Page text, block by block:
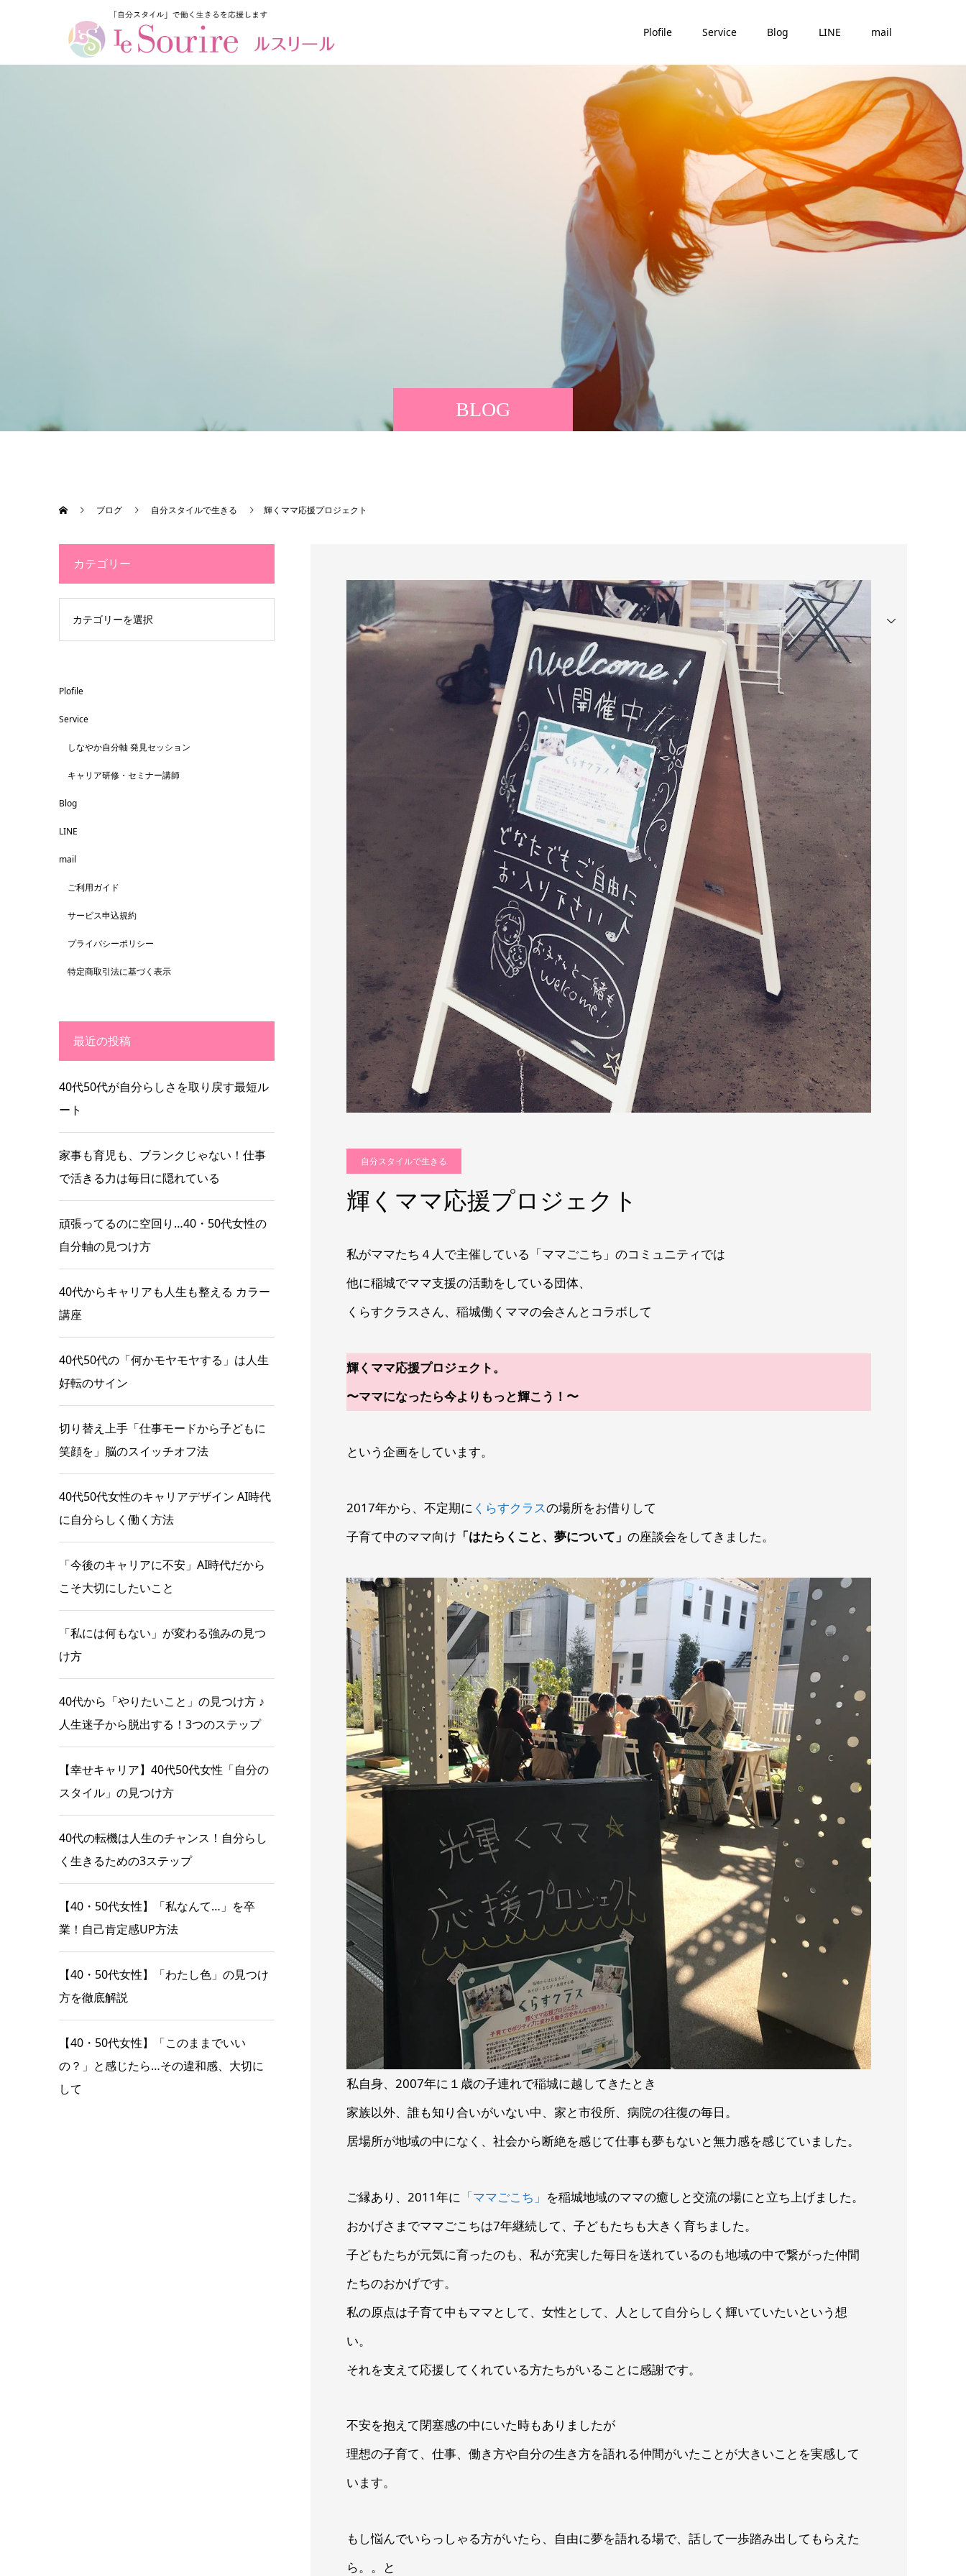
Plofile Service Blog LINE mail
BLOG
ブログ 自分スタイルで生きる 輝くママ応援プロジェクト
自分スタイルで生きる
輝くママ応援プロジェクト
私がママたち４人で主催している「ママごこち」のコミュニティでは
他に稲城でママ支援の活動をしている団体、
くらすクラスさん、稲城働くママの会さんとコラボして
輝くママ応援プロジェクト。
〜ママになったら今よりもっと輝こう！〜
という企画をしています。
2017年から、不定期に くらすクラスの場所をお借りして
子育て中のママ向け 「はたらくこと、夢について」の座談会をしてきました。
私自身、2007年に１歳の子連れで稲城に越してきたとき
家族以外、誰も知り合いがいない中、家と市役所、病院の往復の毎日。
居場所が地域の中になく、社会から断絶を感じて仕事も夢もないと無力感を感じていました。
ご縁あり、2011年に 「ママごこち」 を稲城地域のママの癒しと交流の場にと立ち上げました。
おかげさまでママごこちは7年継続して、子どもたちも大きく育ちました。
子どもたちが元気に育ったのも、私が充実した毎日を送れているのも地域の中で繋がった仲間
たちのおかげです。
私の原点は子育て中もママとして、女性として、人として自分らしく輝いていたいという想
い。
それを支えて応援してくれている方たちがいることに感謝です。
不安を抱えて閉塞感の中にいた時もありましたが
理想の子育て、仕事、働き方や自分の生き方を語れる仲間がいたことが大きいことを実感して
います。
もし悩んでいらっしゃる方がいたら、自由に夢を語れる場で、話して一歩踏み出してもらえた
ら。。と
カテゴリー
Plofile
Service
しなやか自分軸 発見セッション
キャリア研修・セミナー講師
Blog
LINE
mail
ご利用ガイド
サービス申込規約
プライバシーポリシー
特定商取引法に基づく表示
最近の投稿
40代50代が自分らしさを取り戻す最短ル
ート
家事も育児も、ブランクじゃない！仕事
で活きる力は毎日に隠れている
頑張ってるのに空回り…40・50代女性の
自分軸の見つけ方
40代からキャリアも人生も整える カラー
講座
40代50代の「何かモヤモヤする」は人生
好転のサイン
切り替え上手「仕事モードから子どもに
笑顔を」脳のスイッチオフ法
40代50代女性のキャリアデザイン AI時代
に自分らしく働く方法
「今後のキャリアに不安」AI時代だから
こそ大切にしたいこと
「私には何もない」が変わる強みの見つ
け方
40代から「やりたいこと」の見つけ方 ♪
人生迷子から脱出する！3つのステップ
【幸せキャリア】40代50代女性「自分の
スタイル」の見つけ方
40代の転機は人生のチャンス！自分らし
く生きるための3ステップ
【40・50代女性】「私なんて…」を卒
業！自己肯定感UP方法
【40・50代女性】「わたし色」の見つけ
方を徹底解説
【40・50代女性】「このままでいい
の？」と感じたら…その違和感、大切に
して